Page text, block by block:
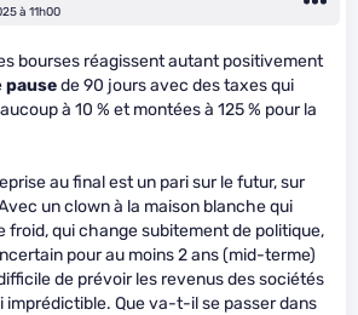
à 11h00
bourses réagissent autant positivement
pausede 90 jours avec des taxes qui
à 10 % et montées à 125 % pour la
au final est un pari sur le futur, sur
un clown à la maison blanche qui
froid, qui change subitement de politique,
pour au moins 2 ans (mid-terme)
de prévoir les revenus des sociétés
imprédictible. Que va-t-il se passer dans